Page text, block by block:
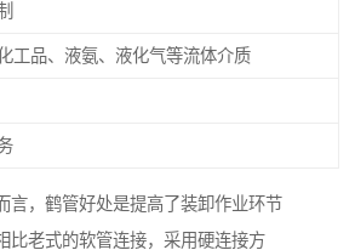
工品、液氨、液化气等流体介质
言，鹤管好处是提高了装卸作业环节
比老式的软管连接，采用硬连接方